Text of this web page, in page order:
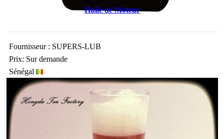
Huile de Moteur
Fournisseur : SUPERS-LUB
Prix: Sur demande
Sénégal